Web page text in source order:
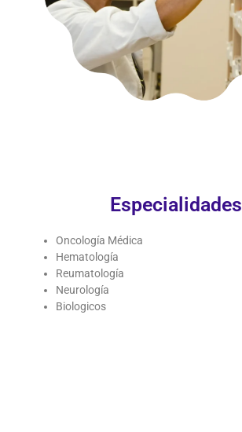
Especialidades
Oncología Médica
Hematología
Reumatología
Neurología
Biologicos